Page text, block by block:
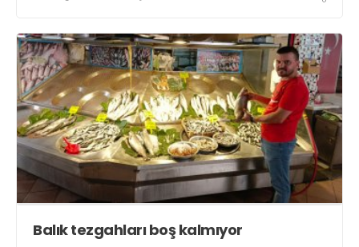
bulundu. Kocaman, “Gölcük’te ve Kocaeli genelinde ses
Balık tezgahları boş kalmıyor